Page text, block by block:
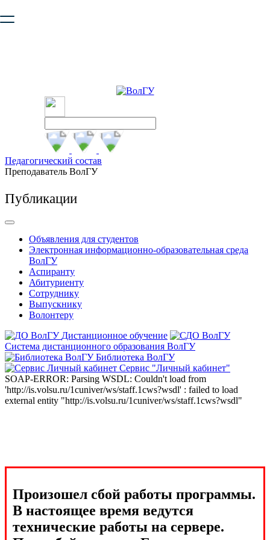
безопасную работу с сайтом. Пожалуйста
Педагогический состав
Преподаватель ВолГУ
Публикации
Объявления для студентов
Электронная информационно-образовательная среда
ВолГУ
Аспиранту
Абитуриенту
Сотруднику
Выпускнику
Волонтеру
Дистанционное обучение
Система дистанционного образования ВолГУ
Библиотека ВолГУ
Сервис "Личный кабинет"
SOAP-ERROR: Parsing WSDL: Couldn't load from
'http://is.volsu.ru/1cuniver/ws/staff.1cws?wsdl' : failed to load
external entity "http://is.volsu.ru/1cuniver/ws/staff.1cws?wsdl"
Произошел сбой работы программы.
В настоящее время ведутся
технические работы на сервере.